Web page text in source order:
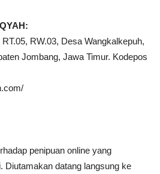
RW.03, Desa Wangkalkepuh,
Jombang, Jawa Timur. Kodepos
penipuan online yang
Diutamakan datang langsung ke